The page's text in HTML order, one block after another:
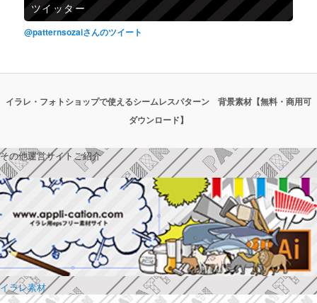
ツイッター
@patternsozaiさんのツイート
イラレ・フォトショップで使えるシームレスパターン 背景素材【無料・商用可
ダウンロード】
その他運営サイトご紹介
イラレ素材